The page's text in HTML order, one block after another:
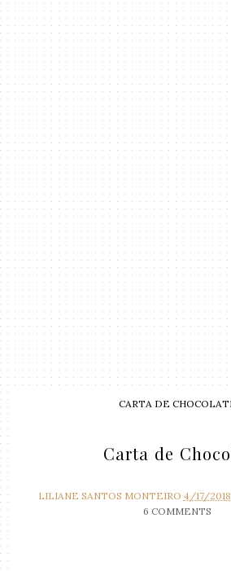
CARTA DE
Carta de
LILIANE SANTOS MONTEIRO 4/17/2018
6 COMMENTS